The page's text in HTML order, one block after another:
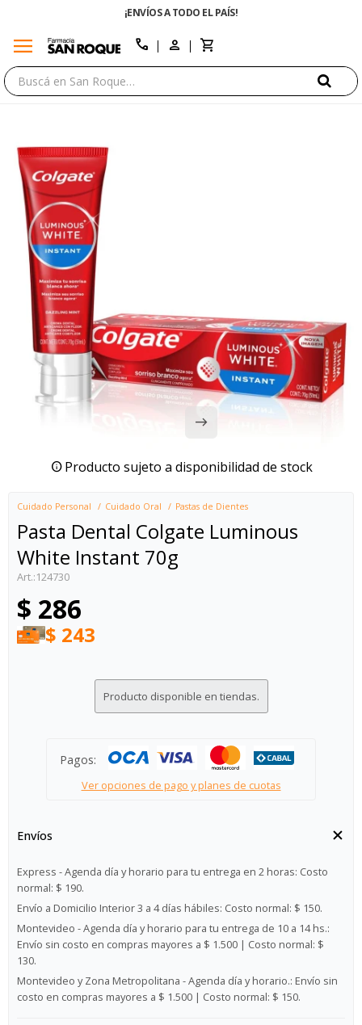
¡ENVÍOS A TODO EL PAÍS!
menu call
Producto sujeto a disponibilidad de stock
Cuidado Personal Cuidado Oral Pastas de Dientes
Pasta Dental Colgate Luminous
White Instant 70g
124730
$ 286
$ 243
Producto disponible en tiendas.
Pagos:
Ver opciones de pago y planes de cuotas
Envíos
Express - Agenda día y horario para tu entrega en 2 horas: Costo
normal: $ 190.
Envío a Domicilio Interior 3 a 4 días hábiles: Costo normal: $ 150.
Montevideo - Agenda día y horario para tu entrega de 10 a 14 hs.:
Envío sin costo en compras mayores a $ 1.500 | Costo normal: $
130.
Montevideo y Zona Metropolitana - Agenda día y horario.: Envío sin
costo en compras mayores a $ 1.500 | Costo normal: $ 150.
close